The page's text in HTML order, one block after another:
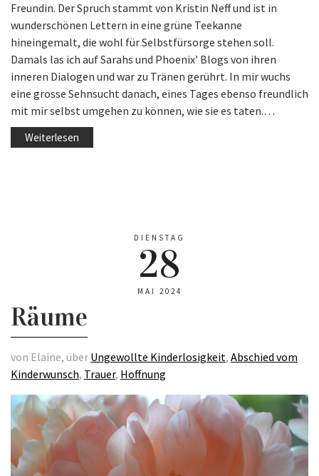
Freundin. Der Spruch stammt von Kristin Neff und ist in
wunderschönen Lettern in eine grüne Teekanne
hineingemalt, die wohl für Selbstfürsorge stehen soll.
Damals las ich auf Sarahs und Phoenix’ Blogs von ihren
inneren Dialogen und war zu Tränen gerührt. In mir wuchs
eine grosse Sehnsucht danach, eines Tages ebenso freundlich
mit mir selbst umgehen zu können, wie sie es taten.…
Weiterlesen
DIENSTAG
28
MAI 2024
Räume
von Elaine, über Ungewollte Kinderlosigkeit, Abschied vom
Kinderwunsch, Trauer, Hoffnung